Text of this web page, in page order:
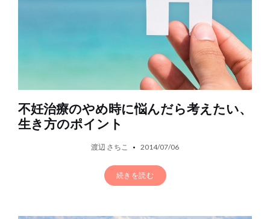
不妊治療のやめ時に悩んだら考えたい、
生き方のポイント
渡辺 さちこ 2014/07/06
続きを読む